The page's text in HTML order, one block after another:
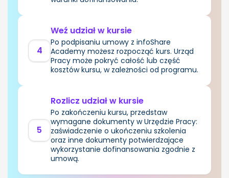
4
Weź udział w kursie
Po podpisaniu umowy z infoShare
Academy możesz rozpocząć kurs. Urząd
Pracy może pokryć całość lub część
kosztów kursu, w zależności od programu.
5
Rozlicz udział w kursie
Po zakończeniu kursu, przedstaw
wymagane dokumenty w Urzędzie Pracy:
zaświadczenie o ukończeniu szkolenia
oraz inne dokumenty potwierdzające
wykorzystanie dofinansowania zgodnie z
umową.